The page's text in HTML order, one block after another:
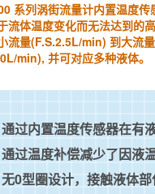
系列涡街流量计内置温度传
流体温度变化而无法达到的
流量(F.S.2.5L/min) 到大流量
min), 并可对应多种液体。
通过内置温度传感器在有
通过温度补偿减少了因液
无0型圈设计，接触液体